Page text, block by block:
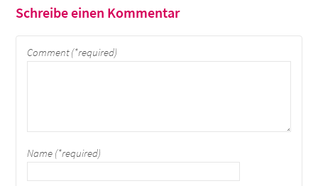
Schreibe einen Kommentar
Comment (*required)
Name (*required)